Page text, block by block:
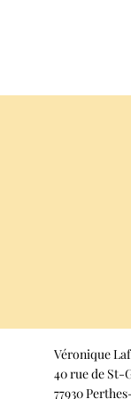
Véronique
40 rue de St-
77930